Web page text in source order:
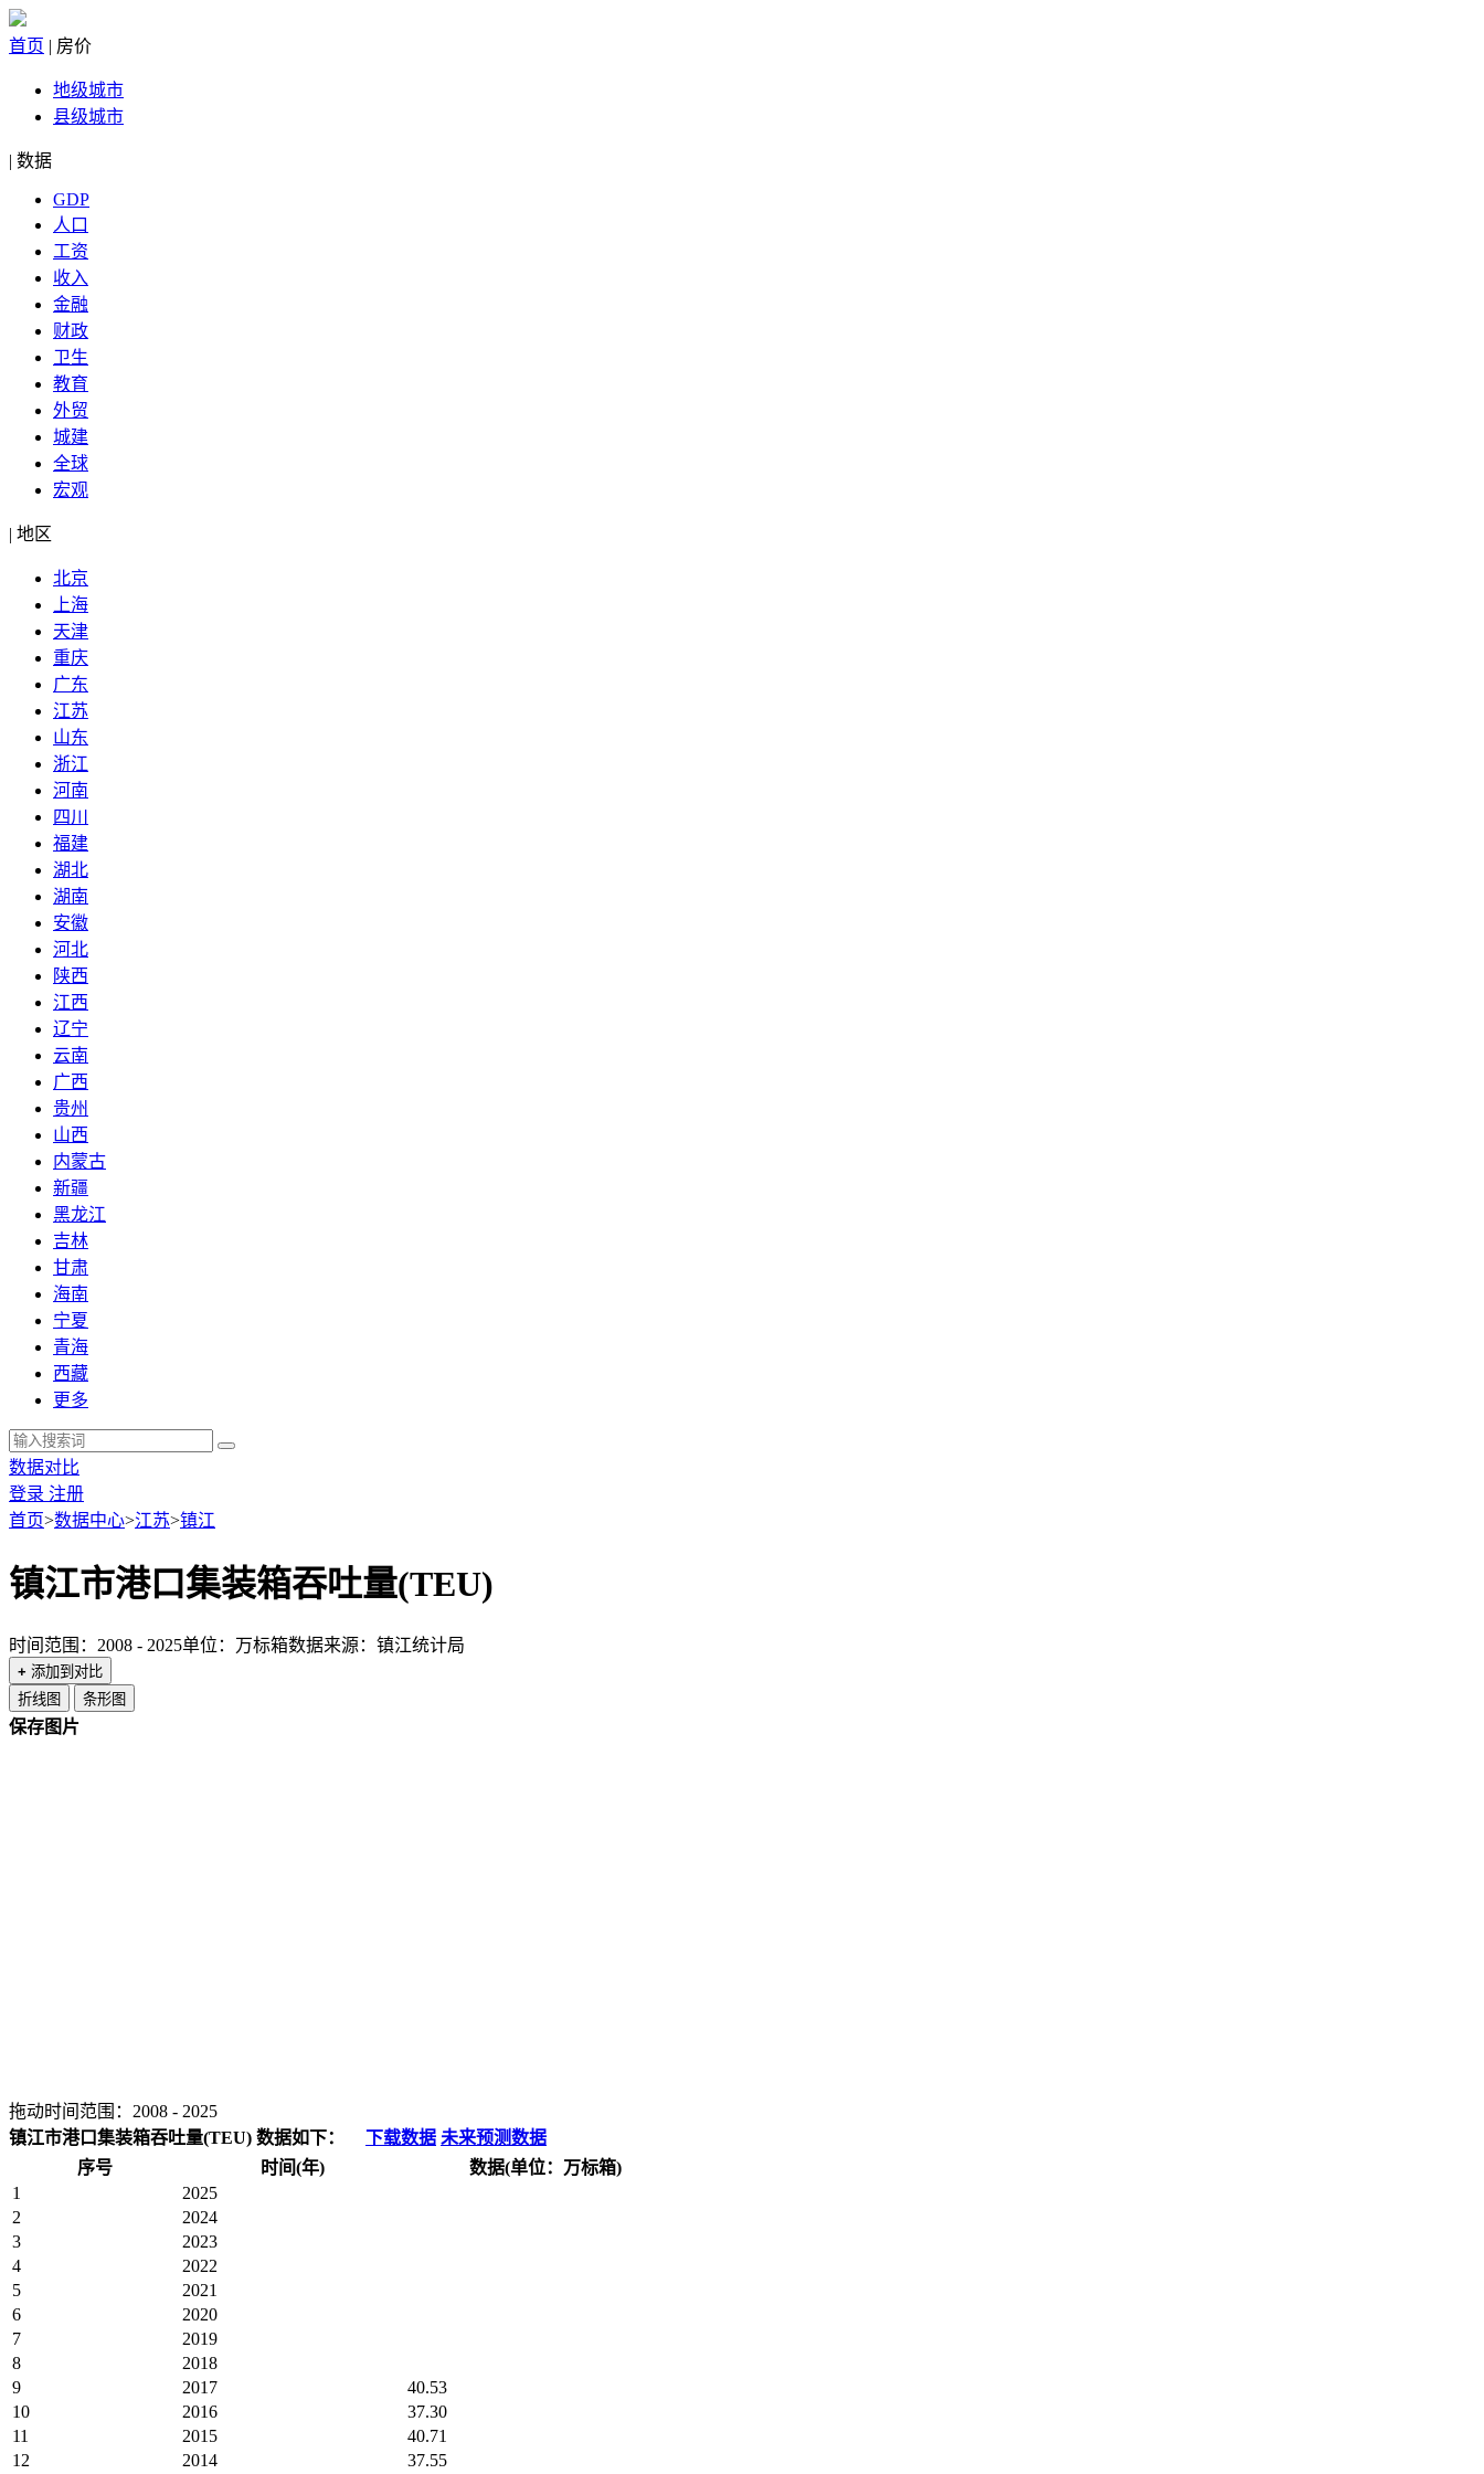
首页 | 房价
地级城市
县级城市
| 数据
GDP
人口
工资
收入
金融
财政
卫生
教育
外贸
城建
全球
宏观
| 地区
北京
上海
天津
重庆
广东
江苏
山东
浙江
河南
四川
福建
湖北
湖南
安徽
河北
陕西
江西
辽宁
云南
广西
贵州
山西
内蒙古
新疆
黑龙江
吉林
甘肃
海南
宁夏
青海
西藏
更多
数据对比
登录 注册
首页>数据中心>江苏>镇江
镇江市港口集装箱吞吐量(TEU)
时间范围：2008 - 2025单位：万标箱数据来源：镇江统计局
+ 添加到对比
折线图
条形图
保存图片
拖动时间范围： 2008 - 2025
镇江市港口集装箱吞吐量(TEU) 数据如下：
下载数据 未来预测数据
序号
时间(年)
数据(单位：万标箱)
1
2025
2
2024
3
2023
4
2022
5
2021
6
2020
7
2019
8
2018
9
2017
40.53
10
2016
37.30
11
2015
40.71
12
2014
37.55